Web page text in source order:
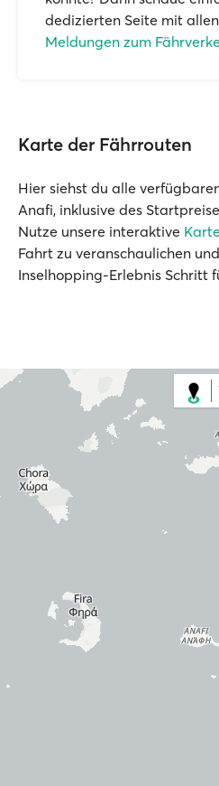
dedizierten Seite mit allen
Meldungen zum
Karte der Fährrouten
Hier siehst du alle
Anafi, inklusive des
Nutze unsere interaktive
Fahrt zu veranschaulichen
Inselhopping-Erlebnis Schritt